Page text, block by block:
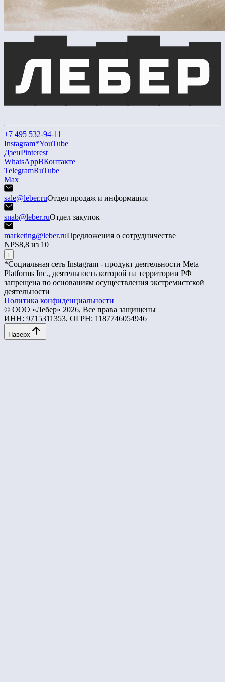
+7 495 532-94-11
Instagram*YouTube
ДзенPinterest
WhatsAppВКонтакте
TelegramRuTube
Max
sale@leber.ruОтдел продаж и информация
snab@leber.ruОтдел закупок
marketing@leber.ruПредложения о сотрудничестве
NPS8,8 из 10
i
*Социальная сеть Instagram - продукт деятельности Meta
Platforms Inc., деятельность которой на территории РФ
запрещена по основаниям осуществления экстремистской
деятельности
Политика конфиденциальности
© ООО «Лебер» 2026, Все права защищены
ИНН: 9715311353, ОГРН: 1187746054946
Наверх